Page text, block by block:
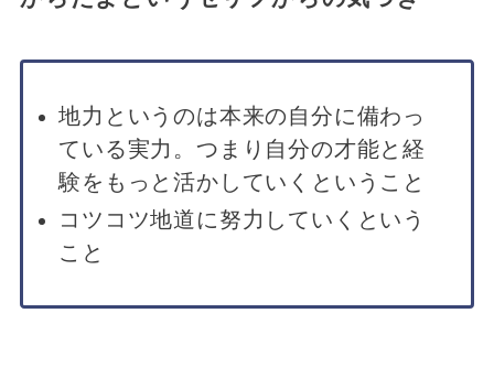
地力というのは本来の自分に備わっ
ている実力。つまり自分の才能と経
験をもっと活かしていくということ
コツコツ地道に努力していくという
こと